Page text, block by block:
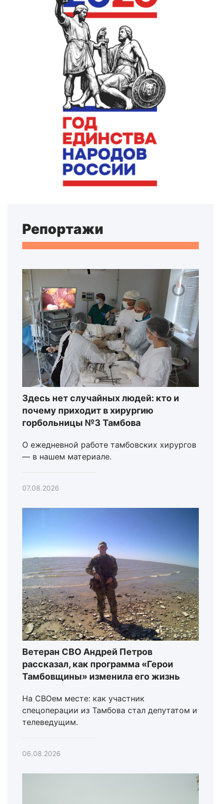
Репортажи
Здесь нет случайных людей: кто и
почему приходит в хирургию
горбольницы №3 Тамбова
О ежедневной работе тамбовских хирургов
— в нашем материале.
07.08.2026
Ветеран СВО Андрей Петров
рассказал, как программа «Герои
Тамбовщины» изменила его жизнь
На СВОем месте: как участник
спецоперации из Тамбова стал депутатом и
телеведущим.
06.08.2026